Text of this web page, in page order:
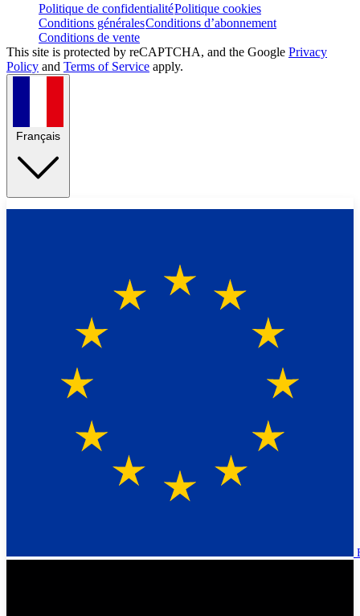
Politique de confidentialitéPolitique cookies
Conditions généralesConditions d’abonnement
Conditions de vente
This site is protected by reCAPTCHA, and the Google Privacy
Policy and Terms of Service apply.
Français